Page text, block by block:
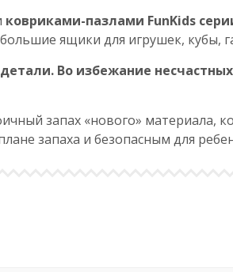
ковриками-пазлами FunKids
ящики для игрушек, кубы,
Во избежание
запах «нового» материала,
запаха и безопасным для